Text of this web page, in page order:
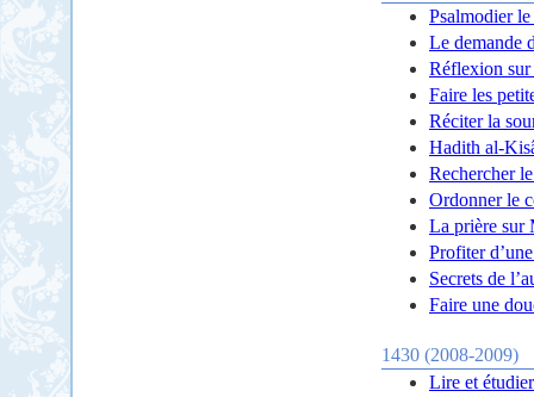
Psalmodier
Le demande
Réflexion
Faire les
Réciter la
Hadith al-
Rechercher
Ordonner le
La prière sur
Profiter
Secrets de
Faire une
1430 (2008-2009)
Lire et